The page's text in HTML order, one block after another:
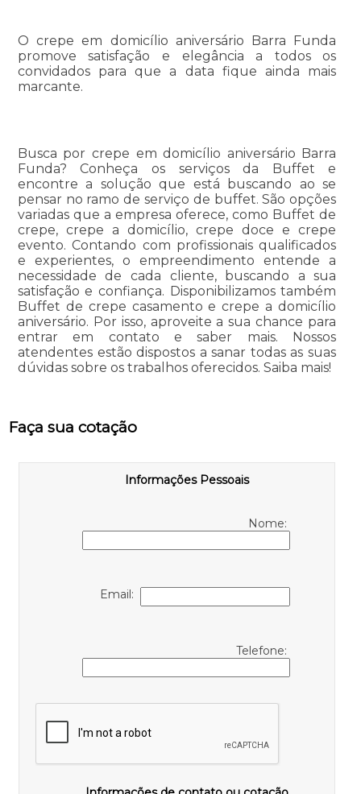
O crepe em domicílio aniversário Barra Funda
promove satisfação e elegância a todos os
convidados para que a data fique ainda mais
marcante.
Busca por crepe em domicílio aniversário Barra
Funda? Conheça os serviços da Buffet e
encontre a solução que está buscando ao se
pensar no ramo de serviço de buffet. São opções
variadas que a empresa oferece, como Buffet de
crepe, crepe a domicílio, crepe doce e crepe
evento. Contando com profissionais qualificados
e experientes, o empreendimento entende a
necessidade de cada cliente, buscando a sua
satisfação e confiança. Disponibilizamos também
Buffet de crepe casamento e crepe a domicílio
aniversário. Por isso, aproveite a sua chance para
entrar em contato e saber mais. Nossos
atendentes estão dispostos a sanar todas as suas
dúvidas sobre os trabalhos oferecidos. Saiba mais!
Faça sua cotação
Informações Pessoais
Nome:
Email:
Telefone: